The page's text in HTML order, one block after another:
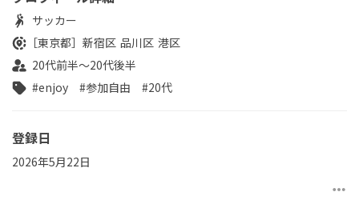
サッカー
［東京都］ 新宿区 品川区 港区
20代前半～20代後半
#enjoy
#参加自由 #20代
登録日
2026年5月22日
more_horiz